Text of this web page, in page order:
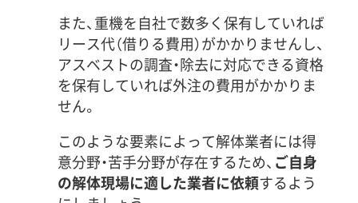
また、重機を自社で数多く保有していれば
リース代（借りる費用）がかかりませんし、
アスベストの調査・除去に対応できる資格
を保有していれば外注の費用がかかりま
せん。
このような要素によって解体業者には得
意分野・苦手分野が存在するため、 ご自身
の解体現場に適した業者に依頼するよう